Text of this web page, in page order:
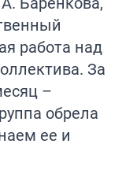
работа над
За
–
обрела
ее и